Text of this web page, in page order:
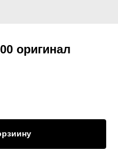
оригинал